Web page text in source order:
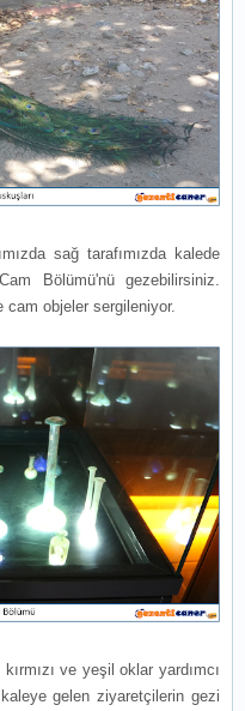
sağ tarafımızda kalede
Bölümü'nü gezebilirsiniz.
objeler sergileniyor.
ve yeşil oklar yardımcı
gelen ziyaretçilerin gezi